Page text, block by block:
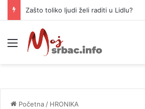
Glovo od danas više ne posluje u BiH
Meni
Početna / HRONIKA